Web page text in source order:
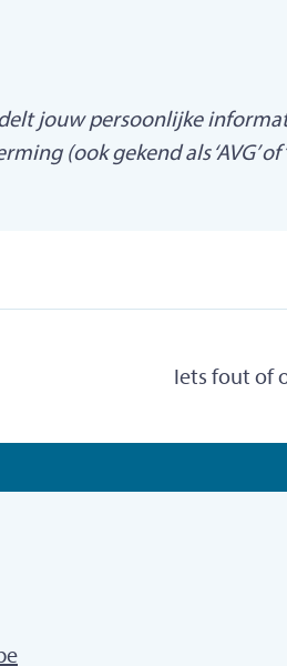
jouw persoonlijke
(ook gekend als ‘AVG’ of
Iets fout of